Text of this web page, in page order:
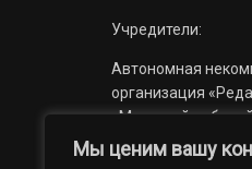
Мы ценим вашу
Учредители:
Автономная
организация
«Миасский
Областное